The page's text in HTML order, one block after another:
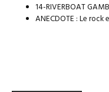
14-RIVERBOAT
ANECDOTE : Le rock